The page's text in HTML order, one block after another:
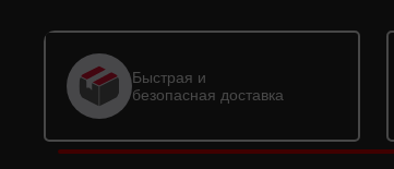
Быстрая и
безопасная доставка